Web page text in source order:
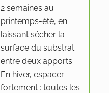
2 semaines au
printemps-été, en
laissant sécher la
surface du substrat
entre deux apports.
En hiver, espacer
fortement : toutes les